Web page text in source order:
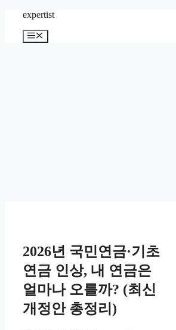
expertist
메
2026년 국민연금·기초
연금 인상, 내 연금은
얼마나 오를까? (최신
개정안 총정리)